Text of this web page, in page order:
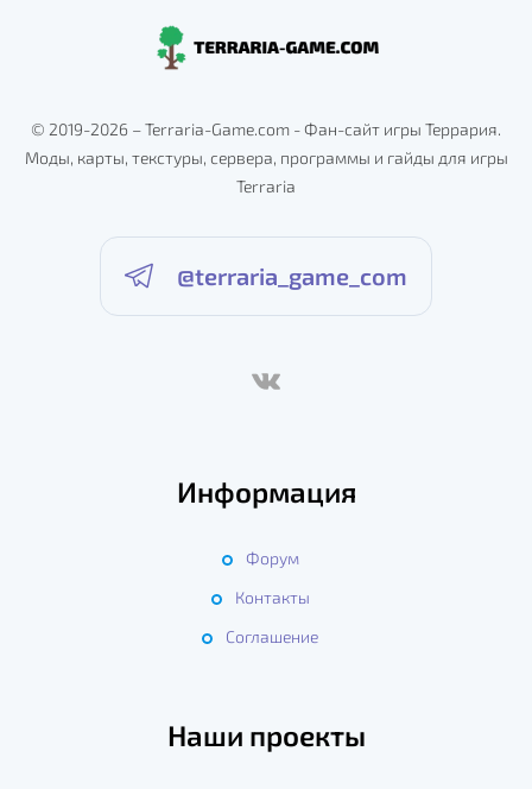
© 2019-2026 – Terraria-Game.com - Фан-сайт игры Террария.
Моды, карты, текстуры, сервера, программы и гайды для игры
Terraria
@terraria_game_com
Информация
Форум
Контакты
Соглашение
Наши проекты